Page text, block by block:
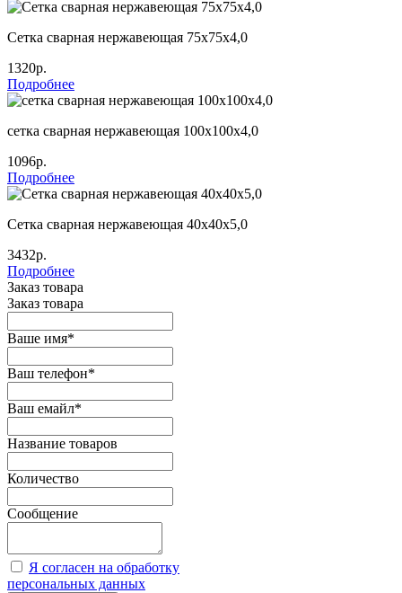
Сетка сварная нержавеющая 75х75х4,0
1320р.
Подробнее
сетка сварная нержавеющая 100х100х4,0
1096р.
Подробнее
Сетка сварная нержавеющая 40х40х5,0
3432р.
Подробнее
Заказ товара
Заказ товара
Ваше имя*
Ваш телефон*
Ваш емайл*
Название товаров
Количество
Сообщение
Я согласен на обработку
персональных данных